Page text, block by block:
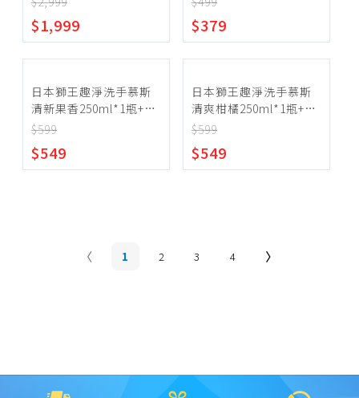
$1,999 $379
日本獅王趣淨洗手慕斯
清新果香250ml*1瓶+補
充包450ml*3包
$599
$549
日本獅王趣淨洗手慕斯
清爽柑橘250ml*1瓶+補
充包450ml*3包
$599
$549
1 2 3 4